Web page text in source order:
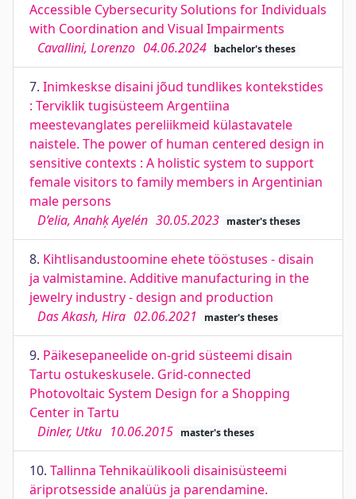
Accessible Cybersecurity Solutions for Individuals
with Coordination and Visual Impairments
Cavallini, Lorenzo 04.06.2024 bachelor's theses
7. Inimkeskse disaini jõud tundlikes kontekstides
: Terviklik tugisüsteem Argentiina
meestevanglates pereliikmeid külastavatele
naistele. The power of human centered design in
sensitive contexts : A holistic system to support
female visitors to family members in Argentinian
male persons
D’elia, Anahķ Ayelén 30.05.2023 master's theses
8. Kihtlisandustoomine ehete tööstuses - disain
ja valmistamine. Additive manufacturing in the
jewelry industry - design and production
Das Akash, Hira 02.06.2021 master's theses
9. Päikesepaneelide on-grid süsteemi disain
Tartu ostukeskusele. Grid-connected
Photovoltaic System Design for a Shopping
Center in Tartu
Dinler, Utku 10.06.2015 master's theses
10. Tallinna Tehnikaülikooli disainisüsteemi
äriprotsesside analüüs ja parendamine.